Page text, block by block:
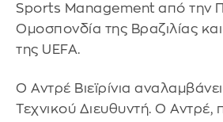
Sports Management από την
Ομοσπονδία της Βραζιλίας
της UEFA.
Ο Αντρέ Βιεϊρίνια
Τεχνικού Διευθυντή. Ο Αντρέ,